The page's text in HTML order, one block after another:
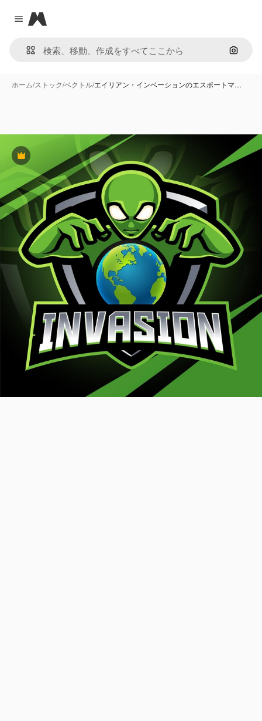
Close menu
Magnific
画像で
ホーム/ストック/ベクトル/エイリアン・インベーションのエスポートマ…
Premium